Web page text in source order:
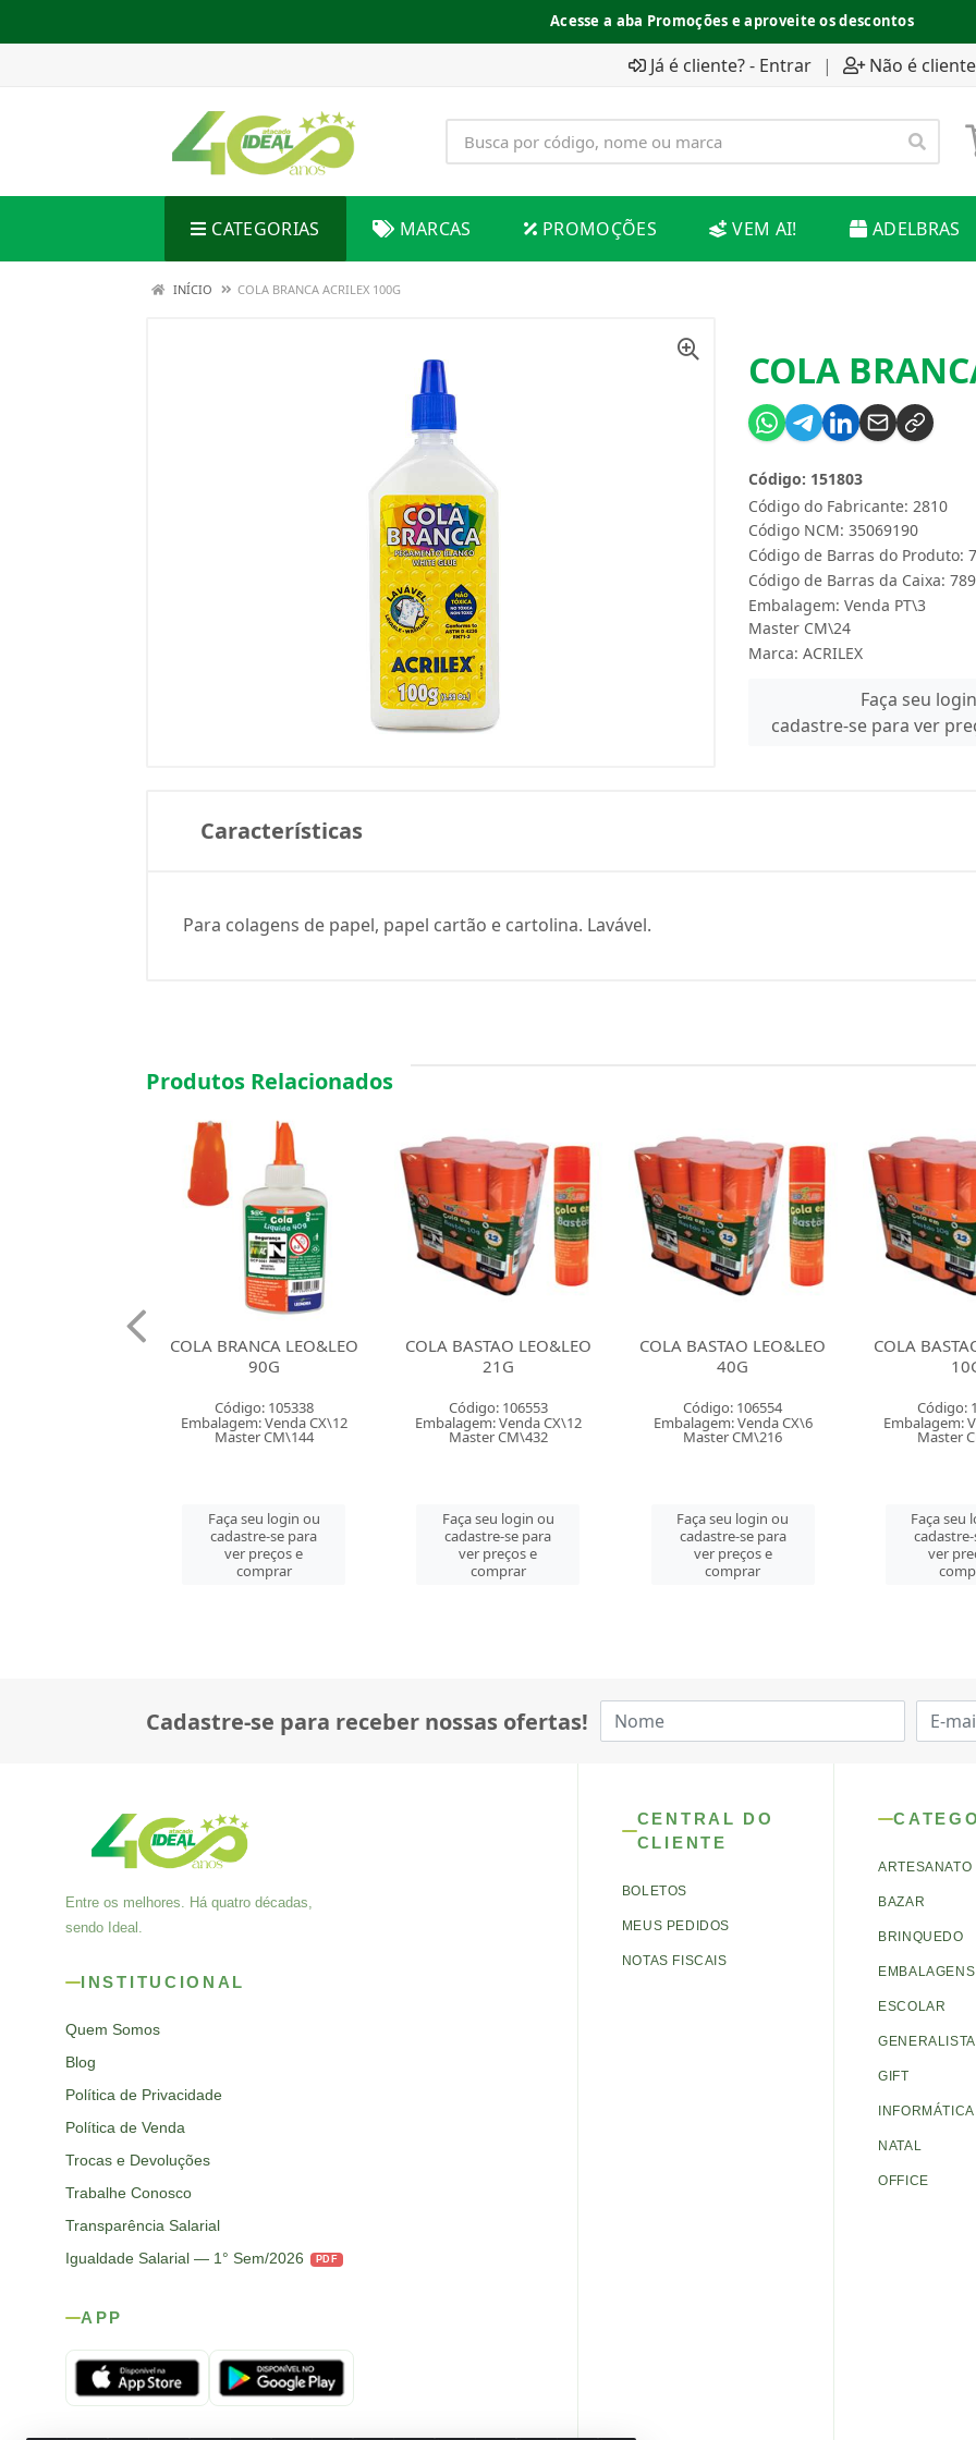
Acesse a aba Promoções e aproveite os descontos
Já é cliente? - Entrar | Não é
CATEGORIAS MARCAS PROMOÇÕES VEM AI! ADELBRAS
INÍCIO COLA BRANCA ACRILEX 100G
COLA
Código do Fabricante: 2810
Código: 151803
Código NCM: 35069190
Código de Barras do Produto:
Código de Barras da Caixa:
Embalagem: Venda PT\3
Master CM\24
Marca: ACRILEX
Faça seu
cadastre-se para ver
Características
Para colagens de papel, papel cartão e cartolina. Lavável.
Produtos Relacionados
COLA BASTAO LEO&LEO
21G
Código: 106553
Embalagem: Venda CX\12
Master CM\432
Faça seu login ou
cadastre-se para
ver preços e
comprar
COLA BASTAO LEO&LEO
40G
Código: 106554
Embalagem: Venda CX\6
Master CM\216
Faça seu login ou
cadastre-se para
ver preços e
comprar
COLA BASTAO LEO&LEO
10G
Código: 106602
Embalagem: Venda CX\12
Master CM\864
Faça seu login ou
cadastre-se para
ver preços e
comprar
COLA GEL
Código:
Embalagem:
Master
Faça seu
ver
Cadastre-se para receber nossas ofertas!
Entre os melhores. Há quatro décadas,
sendo Ideal.
INSTITUCIONAL
Quem Somos
Blog
Política de Privacidade
Política de Venda
Trocas e Devoluções
Trabalhe Conosco
Transparência Salarial
Igualdade Salarial — 1° Sem/2026
PDF
APP
CENTRAL DO
CLIENTE
BOLETOS
MEUS PEDIDOS
NOTAS FISCAIS
ARTESANATO
BAZAR
BRINQUEDO
ESCOLAR
GENERALISTA
GIFT
INFORMÁTICA
NATAL
OFFICE